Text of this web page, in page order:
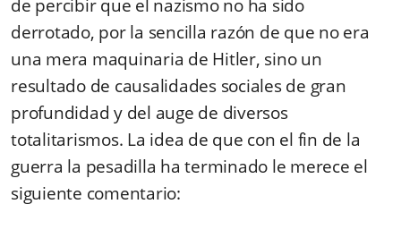
de percibir que el nazismo no ha sido
derrotado, por la sencilla razón de que no era
una mera maquinaria de Hitler, sino un
resultado de causalidades sociales de gran
profundidad y del auge de diversos
totalitarismos. La idea de que con el fin de la
guerra la pesadilla ha terminado le merece el
siguiente comentario: